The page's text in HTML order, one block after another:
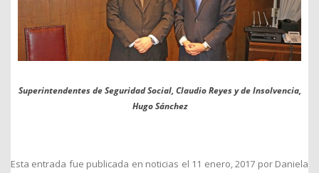
Superintendentes de Seguridad Social, Claudio Reyes y de Insolvencia,
Hugo Sánchez
Esta entrada fue publicada en noticias el 11 enero, 2017 por Daniela